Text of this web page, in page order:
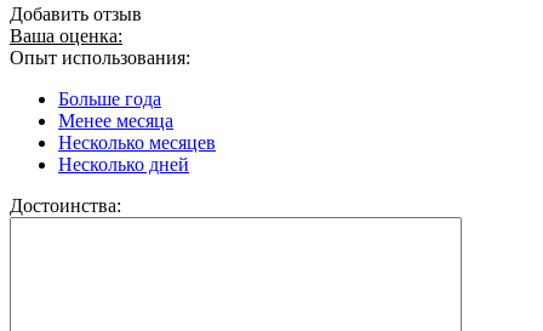
Добавить отзыв
Ваша оценка:
Опыт использования:
Больше года
Менее месяца
Несколько месяцев
Несколько дней
Достоинства: